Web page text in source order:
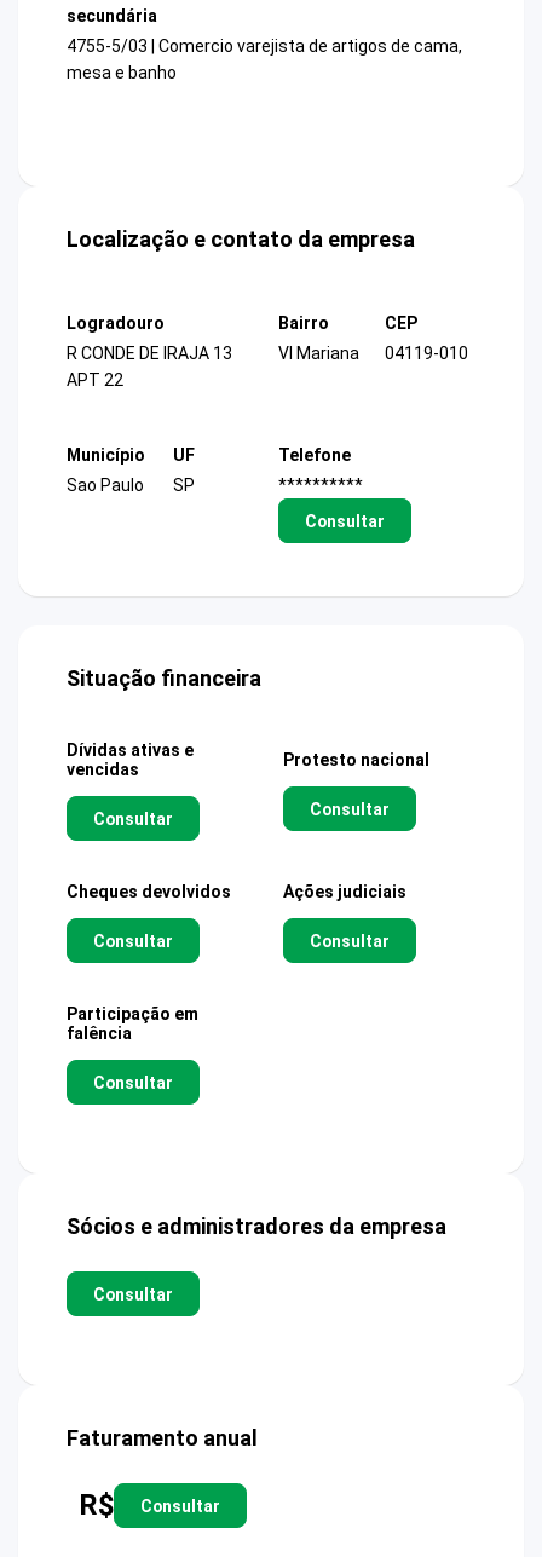
secundária
4755-5/03 | Comercio varejista de artigos de cama,
mesa e banho
Localização e contato da empresa
Logradouro
R CONDE DE IRAJA 13
APT 22
Bairro
Vl Mariana
CEP
04119-010
Município
Sao Paulo
UF
SP
Telefone
**********
Consultar
Situação financeira
Dívidas ativas e
vencidas
Consultar
Protesto nacional
Consultar
Cheques devolvidos
Consultar
Ações judiciais
Consultar
Participação em
falência
Consultar
Sócios e administradores da empresa
Consultar
Faturamento anual
R$ Consultar